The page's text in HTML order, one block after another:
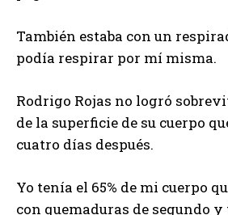
También estaba con un
podía respirar por mí misma.
Rodrigo Rojas no logró
de la superficie de su cuerpo
cuatro días después.
Yo tenía el 65% de mi cuerpo
con quemaduras de segundo